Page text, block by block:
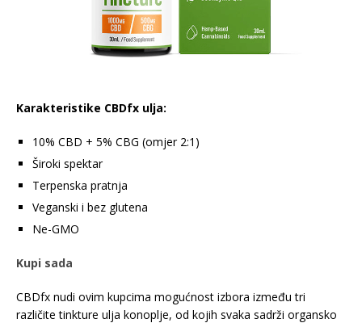
Karakteristike CBDfx ulja:
10% CBD + 5% CBG (omjer 2:1)
Široki spektar
Terpenska pratnja
Veganski i bez glutena
Ne-GMO
Kupi sada
CBDfx nudi ovim kupcima mogućnost izbora između tri
različite tinkture ulja konoplje, od kojih svaka sadrži organsko